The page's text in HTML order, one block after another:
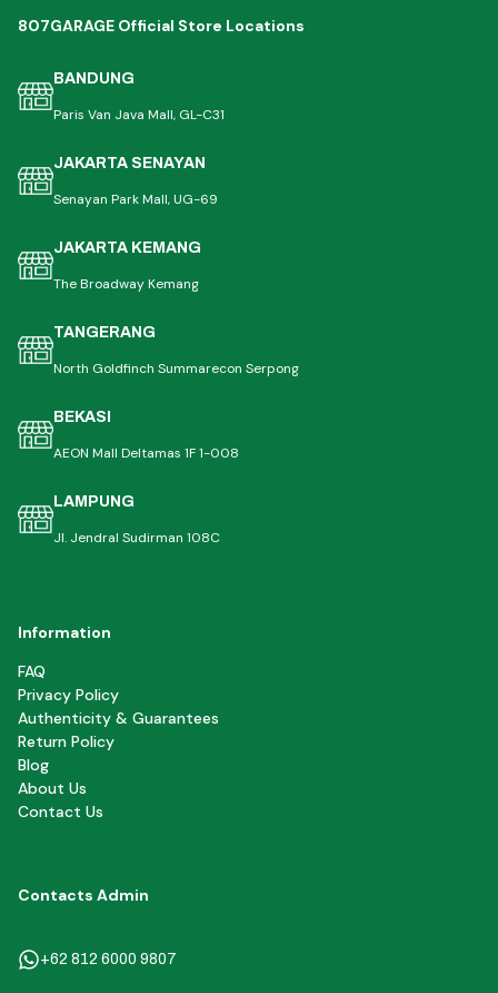
807GARAGE Official Store Locations
BANDUNG
Paris Van Java Mall, GL-C31
JAKARTA SENAYAN
Senayan Park Mall, UG-69
JAKARTA KEMANG
The Broadway Kemang
TANGERANG
North Goldfinch Summarecon Serpong
BEKASI
AEON Mall Deltamas 1F 1-008
LAMPUNG
Jl. Jendral Sudirman 108C
Information
FAQ
Privacy Policy
Authenticity & Guarantees
Return Policy
Blog
About Us
Contact Us
Contacts Admin
+62 812 6000 9807